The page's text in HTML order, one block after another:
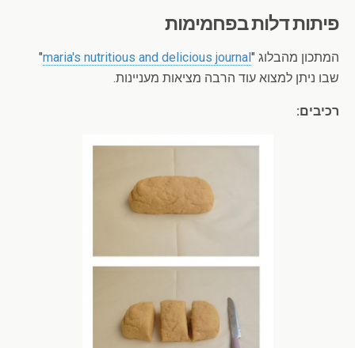
פיתות דלות בפחמימות
המתכון מהבלוג "maria's nutritious and delicious journal
"
שבו ניתן למצוא עוד הרבה מציאות מעניינות.
רכיבים: